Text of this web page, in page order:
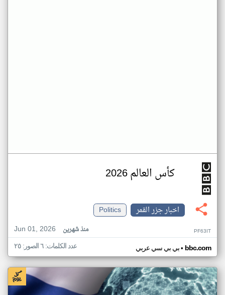
كأس العالم 2026
اخبار جزر القمر
Politics
Jun 01, 2026
منذ شهرين PF63IT
بي بي سي عربي• bbc.com عدد الكلمات: ٦ الصور: ٢٥